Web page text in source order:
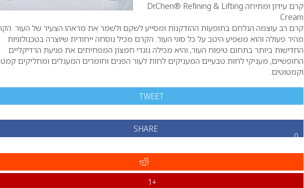
קרם עידון ומתיחה Dr.Chen® Refining & Lifting
Cream
קרם רב עוצמה הנלחם בתופעות ההזדקנות ומסייע לשקם ולשמר את מראהו הצעיר של העור.
מהיר פעולה והוא משפיע היטב על כל סוגי העור. הקרם מכיל נוסחה ייחודית שיוצרה בטכנולוגיות
החדישות ביותר בתחום טיפוח העור, והיא מכילה נוגדי חמצון המפחיתים את פגיעת הרדיקליים
החופשיים, מעניקי לחות טבעיים המעניקים לחות לעור הפנים וחומרים המעגלים ומחליקים
וקמטוטים.
TWEET
SHARE
0
+1